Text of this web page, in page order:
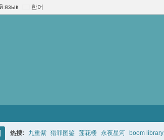
язык 한어
热搜: 九重紫 猎罪图鉴 莲花楼 永夜星河 boom library